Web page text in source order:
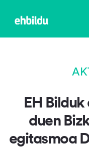
EH
duen
egitasmoa